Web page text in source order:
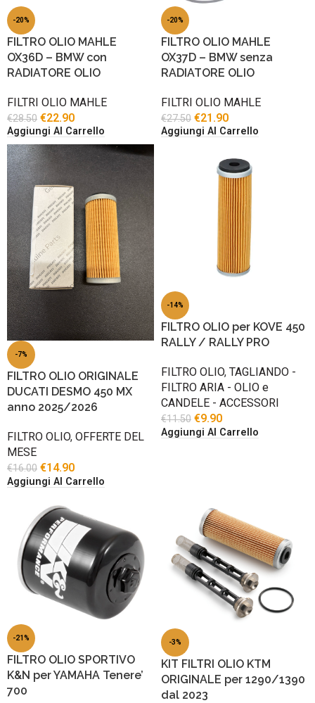
-20%
FILTRO OLIO MAHLE
OX36D – BMW con
RADIATORE OLIO
FILTRI OLIO MAHLE
€28.50 €22.90
Aggiungi Al Carrello
-20%
FILTRO OLIO MAHLE
OX37D – BMW senza
RADIATORE OLIO
FILTRI OLIO MAHLE
€27.50 €21.90
Aggiungi Al Carrello
-7%
FILTRO OLIO ORIGINALE
DUCATI DESMO 450 MX
anno 2025/2026
FILTRO OLIO, OFFERTE DEL
MESE
€16.00 €14.90
Aggiungi Al Carrello
-14%
FILTRO OLIO per KOVE 450
RALLY / RALLY PRO
FILTRO OLIO, TAGLIANDO -
FILTRO ARIA - OLIO e
CANDELE - ACCESSORI
€11.50 €9.90
Aggiungi Al Carrello
-21%
FILTRO OLIO SPORTIVO
K&N per YAMAHA Tenere’
700
-3%
KIT FILTRI OLIO KTM
ORIGINALE per 1290/1390
dal 2023